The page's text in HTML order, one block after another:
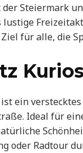
Steiermark
lustige
für alle, die
ein
Ideal für
oder Radtour